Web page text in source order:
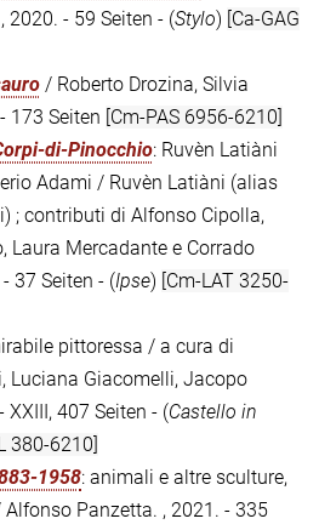
2020. - 59 Seiten - (Stylo) [Ca-GAG
/ Roberto Drozina, Silvia
173 Seiten [Cm-PAS 6956-6210]
di-Pinocchio: Ruvèn Latiàni
Adami / Ruvèn Latiàni (alias
; contributi di Alfonso Cipolla,
Laura Mercadante e Corrado
37 Seiten - (Ipse) [Cm-LAT 3250-
pittoressa / a cura di
Luciana Giacomelli, Jacopo
XXIII, 407 Seiten - (Castello in
380-6210]
1958: animali e altre sculture,
Alfonso Panzetta. , 2021. - 335